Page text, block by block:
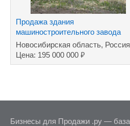
Продажа здания
машиностроительного завода
Новосибирская область, Россия
Цена: 195 000 000 ₽
Бизнесы для Продажи .ру — база